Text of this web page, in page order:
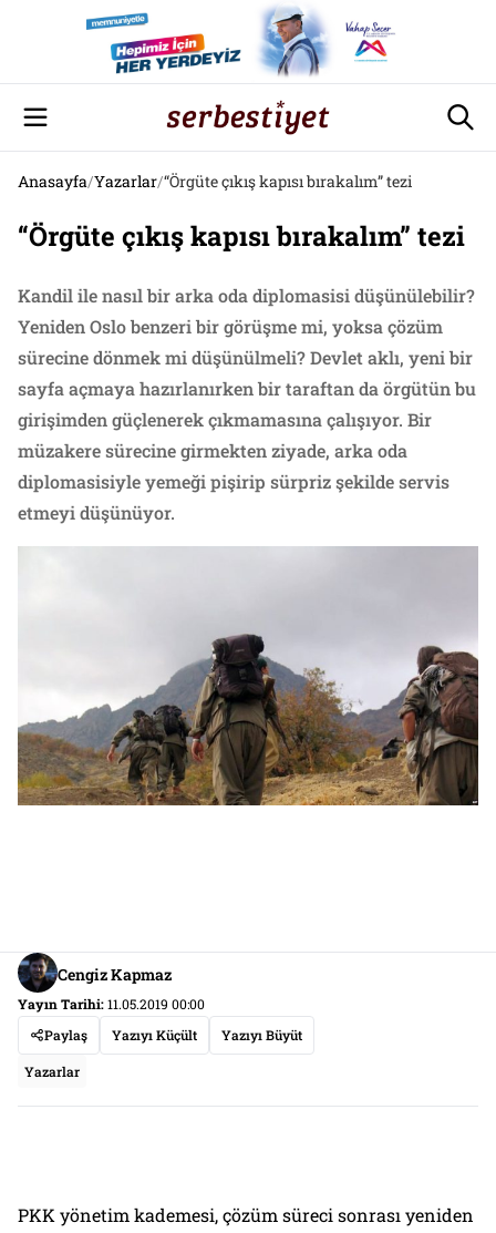
Anasayfa/Yazarlar/“Örgüte çıkış kapısı bırakalım” tezi
“Örgüte çıkış kapısı bırakalım” tezi
Kandil ile nasıl bir arka oda diplomasisi düşünülebilir?
Yeniden Oslo benzeri bir görüşme mi, yoksa çözüm
sürecine dönmek mi düşünülmeli? Devlet aklı, yeni bir
sayfa açmaya hazırlanırken bir taraftan da örgütün bu
girişimden güçlenerek çıkmamasına çalışıyor. Bir
müzakere sürecine girmekten ziyade, arka oda
diplomasisiyle yemeği pişirip sürpriz şekilde servis
etmeyi düşünüyor.
Cengiz Kapmaz
Yayın Tarihi:11.05.2019 00:00
Paylaş
Yazıyı Küçült Yazıyı Büyüt
Yazarlar
PKK yönetim kademesi, çözüm süreci sonrası yeniden